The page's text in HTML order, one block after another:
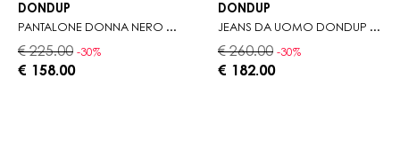
DONDUP
PANTALONE DONNA NERO CON PASSANTI IN VITA
€ 225.00 -30%
€ 158.00
DONDUP
JEANS DA UOMO DONDUP CON TASCHINO A FILETTO
€ 260.00 -30%
€ 182.00